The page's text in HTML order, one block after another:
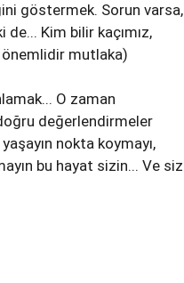
göstermek. Sorun varsa,
Kim bilir kaçımız,
mutlaka)
O zaman
değerlendirmeler
nokta koymayı,
bu hayat sizin... Ve siz